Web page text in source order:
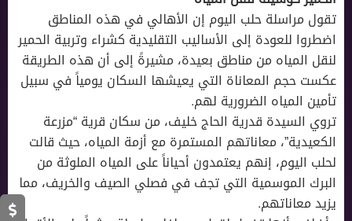
تقول مراسلة حلب اليوم إن الأهالي في هذه المناطق
اضطروا للعودة إلى الأساليب التقليدية كشراء وتربية الحمير
لنقل المياه من مناطق بعيدة، مشيرةً إلى أن هذه الطريقة
عكست حجم المعاناة التي يعيشها السكان يومياً في سبيل
تأمين المياه الضرورية لهم.
تروي السيدة قدرية الحاج خليف، من سكان قرية “مزرعة
الكعيدية”، معاناتهم المستمرة مع أزمة المياه، حيث قالت
لحلب اليوم، إنهم يعتمدون أحياناً على المياه الملوثة من
البرك الموسمية التي تجف في فصلي الصيف والخريف، مما
يزيد معاناتهم.